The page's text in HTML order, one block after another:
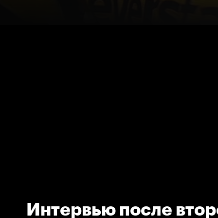
Интервью после